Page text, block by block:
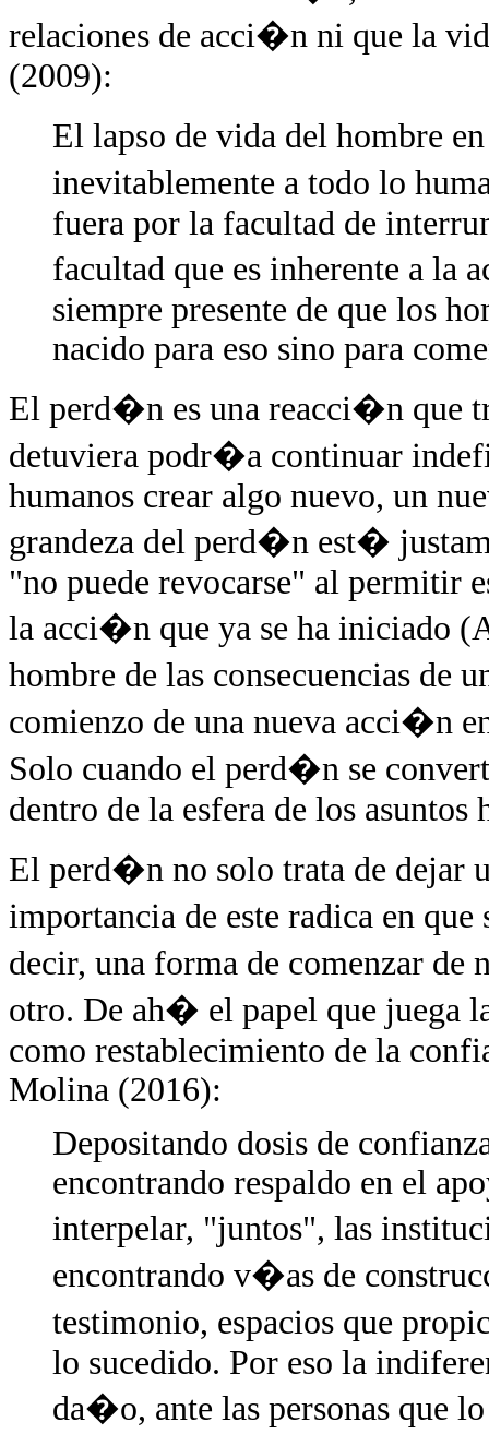
relaciones de acci�n ni que la
(2009):
El lapso de vida del hombre
inevitablemente a todo lo
fuera por la facultad de
facultad que es inherente a la
siempre presente de que los
nacido para eso sino para
El perd�n es una reacci�n que
detuviera podr�a continuar
humanos crear algo nuevo, un
grandeza del perd�n est�
"no puede revocarse" al permitir
la acci�n que ya se ha iniciado
hombre de las consecuencias
comienzo de una nueva acci�n
Solo cuando el perd�n se
dentro de la esfera de los
El perd�n no solo trata de dejar
importancia de este radica en
decir, una forma de comenzar
otro. De ah� el papel que juega
como restablecimiento de la
Molina (2016):
Depositando dosis de
encontrando respaldo en el
interpelar, "juntos", las
encontrando v�as de
testimonio, espacios que
lo sucedido. Por eso la
da�o, ante las personas que